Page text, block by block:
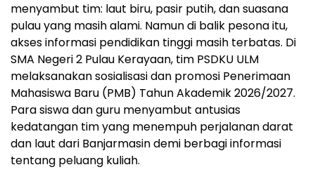
menyambut tim: laut biru, pasir putih, dan suasana
pulau yang masih alami. Namun di balik pesona itu,
akses informasi pendidikan tinggi masih terbatas. Di
SMA Negeri 2 Pulau Kerayaan, tim PSDKU ULM
melaksanakan sosialisasi dan promosi Penerimaan
Mahasiswa Baru (PMB) Tahun Akademik 2026/2027.
Para siswa dan guru menyambut antusias
kedatangan tim yang menempuh perjalanan darat
dan laut dari Banjarmasin demi berbagi informasi
tentang peluang kuliah.